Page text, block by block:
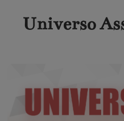
Universo